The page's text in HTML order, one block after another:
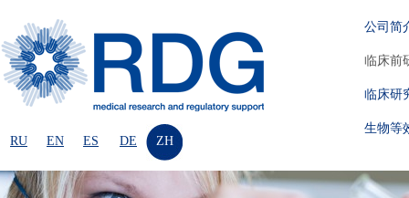
公司简
临床前
临床研
生物等
RU
EN ES DE ZH